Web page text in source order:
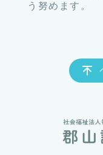
う努めます。